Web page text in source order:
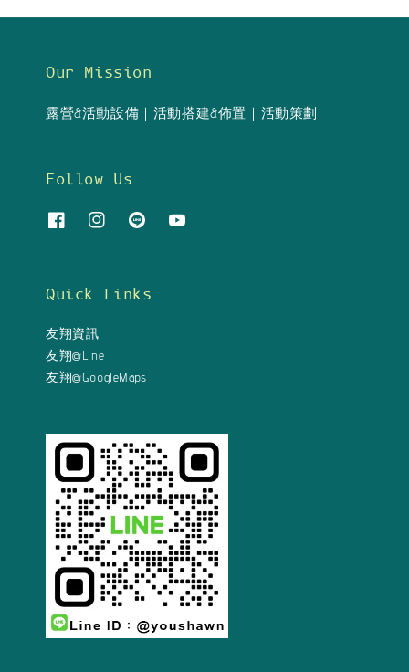
Our Mission
露營&活動設備｜活動搭建&佈置｜活動策劃
Follow Us
Quick Links
友翔資訊
友翔@Line
友翔@GoogleMaps